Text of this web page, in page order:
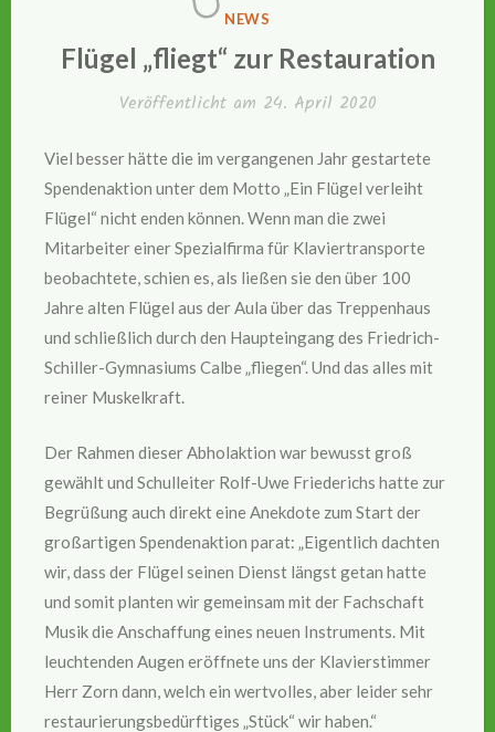
VERÖFFENTLICHT
IN
NEWS
Flügel „fliegt“ zur Restauration
Veröffentlicht am 24. April 2020
Viel besser hätte die im vergangenen Jahr gestartete
Spendenaktion unter dem Motto „Ein Flügel verleiht
Flügel“ nicht enden können. Wenn man die zwei
Mitarbeiter einer Spezialfirma für Klaviertransporte
beobachtete, schien es, als ließen sie den über 100
Jahre alten Flügel aus der Aula über das Treppenhaus
und schließlich durch den Haupteingang des Friedrich-
Schiller-Gymnasiums Calbe „fliegen“. Und das alles mit
reiner Muskelkraft.
Der Rahmen dieser Abholaktion war bewusst groß
gewählt und Schulleiter Rolf-Uwe Friederichs hatte zur
Begrüßung auch direkt eine Anekdote zum Start der
großartigen Spendenaktion parat: „Eigentlich dachten
wir, dass der Flügel seinen Dienst längst getan hatte
und somit planten wir gemeinsam mit der Fachschaft
Musik die Anschaffung eines neuen Instruments. Mit
leuchtenden Augen eröffnete uns der Klavierstimmer
Herr Zorn dann, welch ein wertvolles, aber leider sehr
restaurierungsbedürftiges „Stück“ wir haben.“